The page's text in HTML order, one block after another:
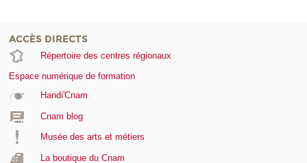
ACCÈS DIRECTS
Répertoire des centres régionaux
Espace numérique de formation
Handi'Cnam
Cnam blog
Musée des arts et métiers
La boutique du Cnam